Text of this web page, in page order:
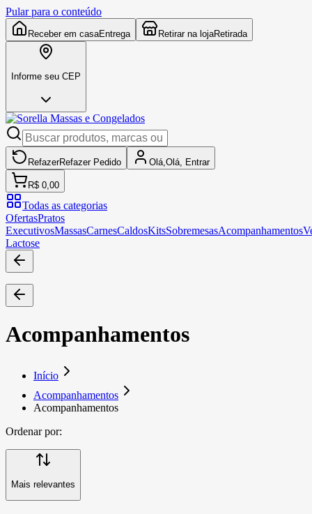
Pular para o conteúdo
Receber em casaEntrega Retirar na lojaRetirada
Informe seu CEP
RefazerRefazer Pedido Olá, Olá, Entrar
R$ 0,00
Todas as categorias
OfertasPratos
ExecutivosMassasCarnesCaldosKitsSobremesasAcompanhamentos
Lactose
Acompanhamentos
Início
Acompanhamentos
Acompanhamentos
Ordenar por:
Mais relevantes